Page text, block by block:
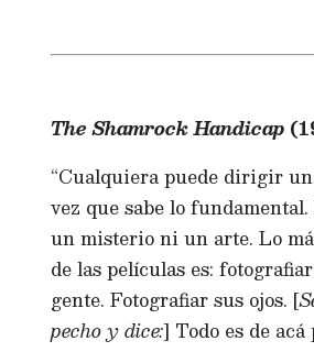
The Shamrock Handicap
“Cualquiera puede dirigir
vez que sabe lo
un misterio ni un arte. Lo
de las películas es:
gente. Fotografiar sus ojos. [
pecho y dice:] Todo es de